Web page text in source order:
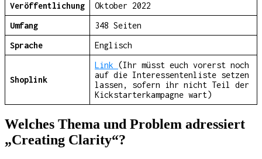
Veröffentlichung
Oktober 2022
Umfang
348 Seiten
Sprache
Englisch
Shoplink
Link (Ihr müsst euch vorerst noch
auf die Interessentenliste setzen
lassen, sofern ihr nicht Teil der
Kickstarterkampagne wart)
Welches Thema und Problem adressiert
„Creating Clarity“?